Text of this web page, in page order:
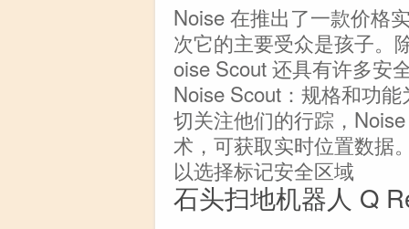
Noise 在推出了一款价格
次它的主要受众是孩子。
oise Scout 还具有许多安
Noise Scout：规格和功
切关注他们的行踪，
术，可获取实时位置数据
以选择标记安全区域
石头扫地机器人 Q